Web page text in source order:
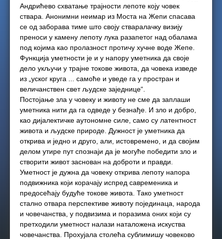
Андрићево схватање трајности лепоте коју човек
ствара. Анонимни неимар из Моста на Жепи спасава
се од заборава тиме што своју стваралачку визију
преноси у камену лепоту лука разапетог над обалама
под којима као пролазност протичу хучне воде Жепе.
Функција уметности је и у напору уметника да своје
дело укључи у трајне токове живота, да човека изведе
из „уског круга ... самоће и уведе га у простран и
величанствен свет људске заједнице“.
Постојање зла у човеку и животу не сме да заплаши
уметника нити да га одведе у безнађе. И зло и добро,
као дијалектичке аутономне силе, само су латентност
живота и људске природе. Дужност је уметника да
открива и једно и друго, али, истовремено, и да својим
делом утире пут спознаји да је могуће победити зло и
створити живот заснован на доброти и правди.
Уметност је дужна да човеку открива лепоту напора
подвижника који корачају испред савременика и
предосећају будуће токове живота. Тако уметност
стално отвара перспективе животу појединаца, народа
и човечанства, у подвизима и поразима оних који су
претходили уметност налази наталожена искуства
човечанства. Прохујала столећа сублимишу човеково